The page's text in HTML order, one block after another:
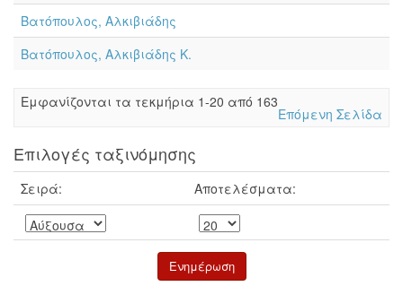
Βατόπουλος, Αλκιβιάδης
Βατόπουλος, Αλκιβιάδης Κ.
Eμφανίζονται τα τεκμήρια 1-20 από 163
Επόμενη Σελίδα
Επιλογές ταξινόμησης
Σειρά: Αποτελέσματα: